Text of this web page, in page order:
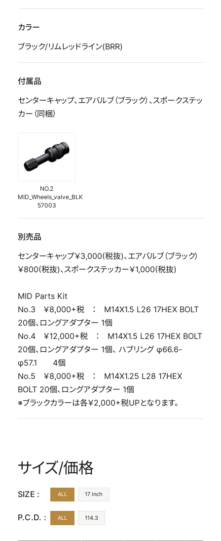
カラー
ブラック/リムレッドライン(BRR)
付属品
センターキャップ、エアバルブ（ブラック）、スポークステッ
カー（同梱）
NO.2
MID_Wheels_valve_BLK
57003
別売品
センターキャップ￥3,000(税抜)、エアバルブ（ブラック）
￥800(税抜)、スポークステッカー￥1,000(税抜)
MID Parts Kit
No.3 ￥8,000+税 ： M14X1.5 L26 17HEX BOLT
20個、ロングアダプター 1個
No.4 ￥12,000+税 ： M14X1.5 L26 17HEX BOLT
20個、ロングアダプター 1個、 ハブリング φ66.6-
φ57.1 4個
No.5 ￥8,000+税 ： M14X1.25 L28 17HEX
BOLT 20個、ロングアダプター 1個
※ブラックカラーは各￥2,000+税UPとなります。
サイズ/価格
SIZE : ALL 17 inch
P.C.D. : ALL 114.3